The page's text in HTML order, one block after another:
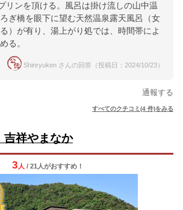
リンを頂ける。風呂は掛け流しの山中温
ぎ橋を眼下に望む天然温泉露天風呂（女
）が有り、湯上がり処では、時間帯によ
る。
Shinryuken さんの回答（投稿日：2024/10/23）
通報する
すべてのクチコミ(4 件)をみる
祥やまなか
3 人 / 21人がおすすめ！